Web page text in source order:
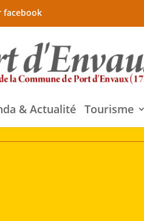
facebook
& Actualité Tourisme